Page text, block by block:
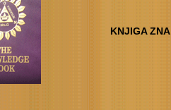
KNJIGA